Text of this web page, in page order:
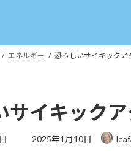
エネルギー 恐ろしいサイキックア
サイキック
最
2025年1月10日